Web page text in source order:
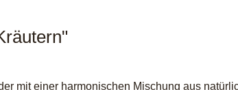
mit einer harmonischen Mischung aus